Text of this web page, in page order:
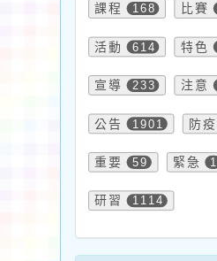
課程 168 比賽
活動 614 特色
宣導 233 注意
公告 1901 防疫
重要 59 緊急 1
研習 1114